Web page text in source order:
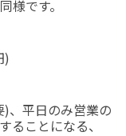
様です。
)
、平日のみ営業の
ることになる、